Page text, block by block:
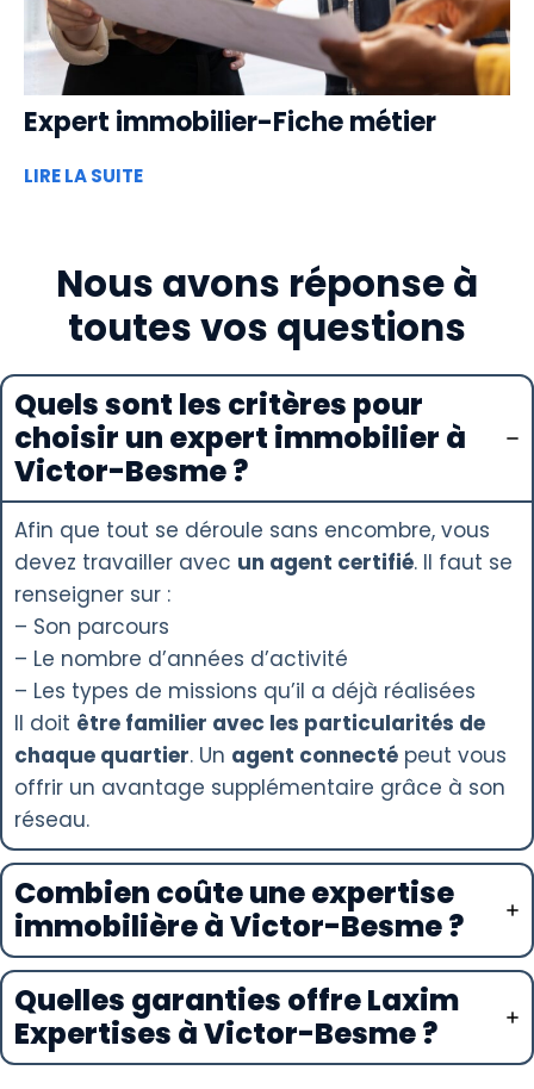
Expert immobilier-Fiche métier
LIRE LA SUITE
Nous avons réponse à
toutes vos questions
Quels sont les critères pour
choisir un expert immobilier à
Victor-Besme ?
Afin que tout se déroule sans encombre, vous
devez travailler avec un agent certifié. Il faut se
renseigner sur :
– Son parcours
– Le nombre d’années d’activité
– Les types de missions qu’il a déjà réalisées
Il doit être familier avec les particularités de
chaque quartier. Un agent connecté peut vous
offrir un avantage supplémentaire grâce à son
réseau.
Combien coûte une expertise
immobilière à Victor-Besme ?
Quelles garanties offre Laxim
Expertises à Victor-Besme ?